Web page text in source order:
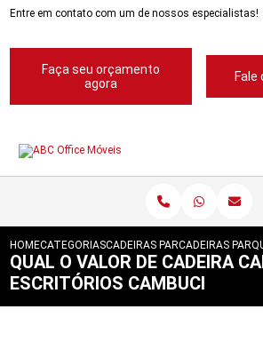
Entre em contato com um de nossos especialistas!
Faça seu orçamento
agora
Fale
HOMECATEGORIASCADEIRAS PARA ESCRITORIOS
CADEIRAS PARA
QUAL O VALOR DE CADEIRA
ESCRITÓRIOS CAMBUCI